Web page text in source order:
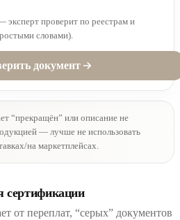
проверит по реестрам и
словами).
документ
“прекращён” или описание не
— лучше не использовать
на маркетплейсах.
сертификации
от переплат, “серых” документов